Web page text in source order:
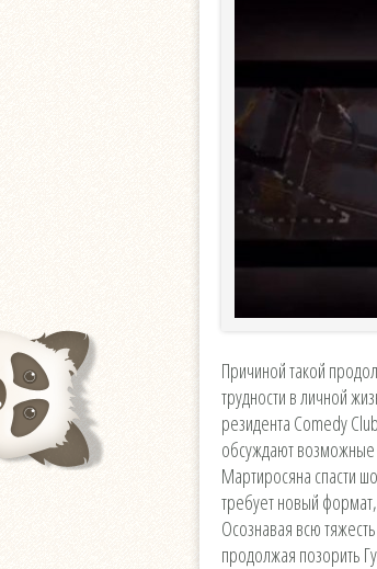
Причиной такой
трудности в личной
резидента Comedy
обсуждают возможные
Мартиросяна спасти
требует новый
Осознавая всю
продолжая позорить